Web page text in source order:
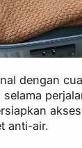
dengan
anti-air.